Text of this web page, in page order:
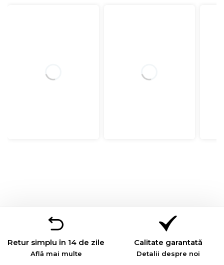
Retur simplu în 14 de zile
Află mai multe
Calitate garantată
Detalii despre noi